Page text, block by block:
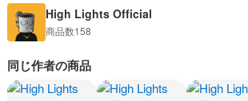
High Lights Official
商品数158
同じ作者の商品